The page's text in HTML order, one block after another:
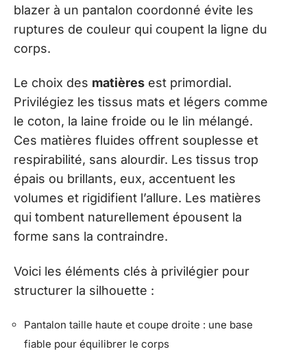
blazer à un pantalon coordonné évite les
ruptures de couleur qui coupent la ligne du
corps.
Le choix des matières est primordial.
Privilégiez les tissus mats et légers comme
le coton, la laine froide ou le lin mélangé.
Ces matières fluides offrent souplesse et
respirabilité, sans alourdir. Les tissus trop
épais ou brillants, eux, accentuent les
volumes et rigidifient l’allure. Les matières
qui tombent naturellement épousent la
forme sans la contraindre.
Voici les éléments clés à privilégier pour
structurer la silhouette :
Pantalon taille haute et coupe droite : une base
fiable pour équilibrer le corps